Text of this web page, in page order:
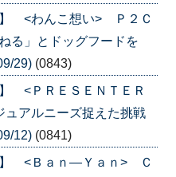
<わんこ想い> Ｐ２Ｃ
る」とドッグフードを
29) (0843)
<ＰＲＥＳＥＮＴＥＲ
アルニーズ捉えた挑戦
12) (0841)
】 <Ｂａｎ―Ｙａｎ> Ｃ